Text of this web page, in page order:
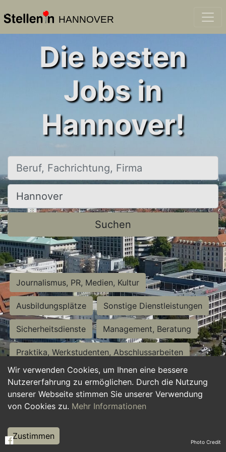
HANNOVER
Wir verwenden Cookies, um Ihnen eine bessere
Nutzererfahrung zu ermöglichen. Durch die Nutzung
unserer Webseite stimmen Sie unserer Verwendung
von Cookies zu. Mehr Informationen
Zustimmen
Die besten
Jobs in
Hannover!
Beruf, Fachrichtung, Firma
Ort, Stadt
Suchen
Journalismus, PR, Medien, Kultur
Ausbildungsplätze Sonstige Dienstleistungen
Sicherheitsdienste Management, Beratung
Praktika, Werkstudenten, Abschlussarbeiten
Personalwesen Assistenz, Sekretariat
Hilfskräfte, Aushilfs- und Nebenjobs
Weiterbildung, Studium, duale Ausbildung Photo Credit